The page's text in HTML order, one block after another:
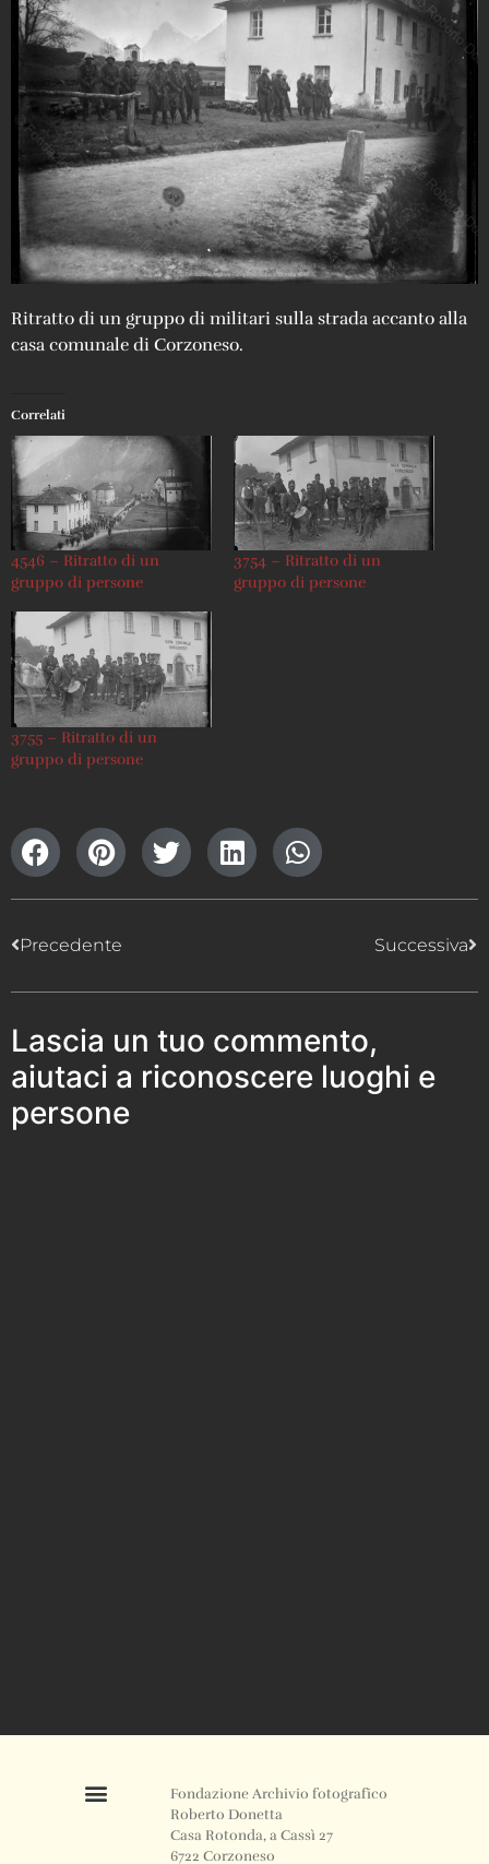
Ritratto di un gruppo di militari sulla strada accanto alla
casa comunale di Corzoneso.
Correlati
4546 – Ritratto di un
gruppo di persone
3754 – Ritratto di un
gruppo di persone
3755 – Ritratto di un
gruppo di persone
Precedente Successiva
Lascia un tuo commento,
aiutaci a riconoscere luoghi e
persone
Fondazione Archivio fotografico
Roberto Donetta
Casa Rotonda, a Cassì 27
6722 Corzoneso